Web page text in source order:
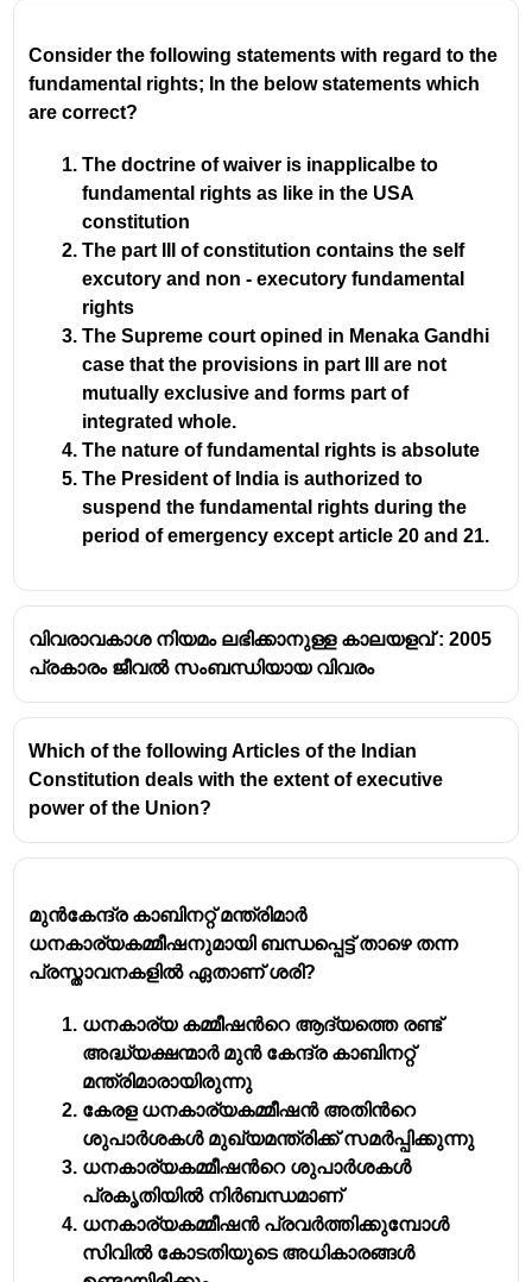
Consider the following statements with regard to the
fundamental rights; In the below statements which
are correct?
The doctrine of waiver is inapplicalbe to
fundamental rights as like in the USA
constitution
The part III of constitution contains the self
excutory and non - executory fundamental
rights
The Supreme court opined in Menaka Gandhi
case that the provisions in part III are not
mutually exclusive and forms part of
integrated whole.
The nature of fundamental rights is absolute
The President of India is authorized to
suspend the fundamental rights during the
period of emergency except article 20 and 21.
വിവരാവകാശ നിയമം ലഭിക്കാനുള്ള കാലയളവ് : 2005
പ്രകാരം ജീവൽ സംബന്ധിയായ വിവരം
Which of the following Articles of the Indian
Constitution deals with the extent of executive
power of the Union?
മുൻകേന്ദ്ര കാബിനറ്റ് മന്ത്രിമാർ
ധനകാര്യകമ്മീഷനുമായി ബന്ധപ്പെട്ട് താഴെ തന്ന
പ്രസ്താവനകളിൽ ഏതാണ് ശരി?
ധനകാര്യ കമ്മീഷൻറെ ആദ്യത്തെ രണ്ട്
അദ്ധ്യക്ഷന്മാർ മുൻ കേന്ദ്ര കാബിനറ്റ്
മന്ത്രിമാരായിരുന്നു
കേരള ധനകാര്യകമ്മീഷൻ അതിൻറെ
ശുപാർശകൾ മുഖ്യമന്ത്രിക്ക് സമർപ്പിക്കുന്നു
ധനകാര്യകമ്മീഷൻറെ ശുപാർശകൾ
പ്രകൃതിയിൽ നിർബന്ധമാണ്
ധനകാര്യകമ്മീഷൻ പ്രവർത്തിക്കുമ്പോൾ
സിവിൽ കോടതിയുടെ അധികാരങ്ങൾ